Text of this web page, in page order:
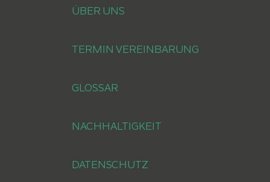
ÜBER UNS
TERMIN VEREINBARUNG
GLOSSAR
NACHHALTIGKEIT
DATENSCHUTZ